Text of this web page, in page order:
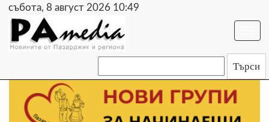
събота, 8 август 2026 10:49